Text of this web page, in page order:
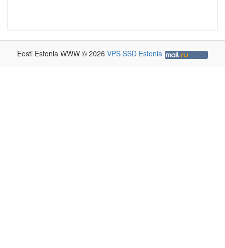
Eesti Estonia WWW © 2026 VPS SSD Estonia